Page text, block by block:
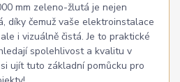
mm zeleno-žlutá je nejen
díky čemuž vaše elektroinstalace
i vizuálně čistá. Je to praktické
spolehlivost a kvalitu v
ujít tuto základní pomůcku pro